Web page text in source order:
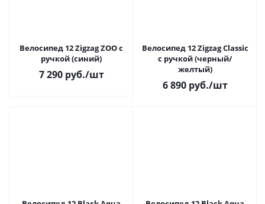
Велосипед 12 Zigzag ZOO с
ручкой (синий)
7 290руб./шт
Велосипед 12 Zigzag Classic
с ручкой (черный/
желтый)
6 890руб./шт